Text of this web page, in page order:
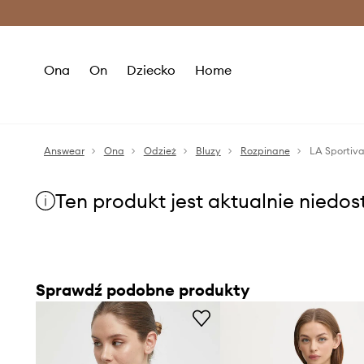
Ona On Dziecko Home
Answear Ona Odzież Bluzy Rozpinane LA
Ten produkt jest aktualnie
Sprawdź podobne produkty